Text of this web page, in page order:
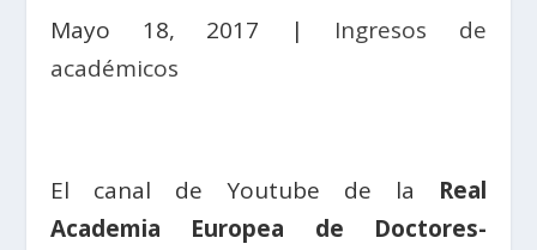
Mayo 18, 2017 | Ingresos de
académicos
El canal de Youtube de la Real
Academia Europea de Doctores-